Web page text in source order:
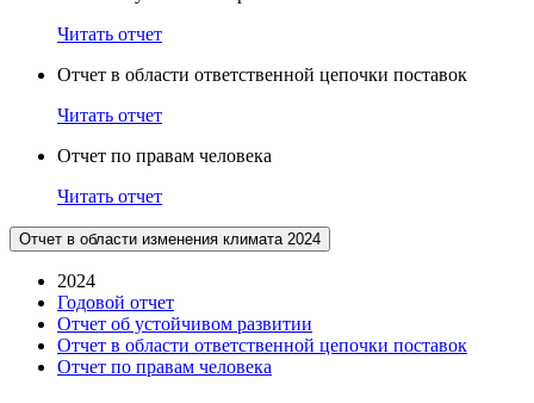
Читать отчет
Отчет в области ответственной цепочки поставок
Читать отчет
Отчет по правам человека
Читать отчет
Отчет в области изменения климата 2024
2024
Годовой отчет
Отчет об устойчивом развитии
Отчет в области ответственной цепочки поставок
Отчет по правам человека